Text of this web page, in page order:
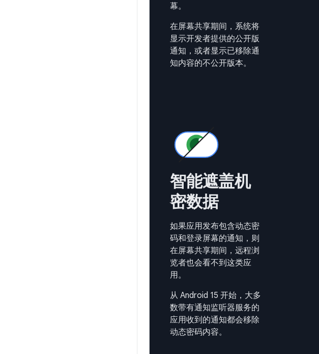
幕。
在屏幕共享期间，系统将
显示开发者提供的公开版
通知，或者显示已移除通
知内容的不公开版本。
智能遮盖机
密数据
如果应用发布包含动态密
码和登录屏幕的通知，则
在屏幕共享期间，远程浏
览者也会看不到这类应
用。
从 Android 15 开始，大多
数带有通知监听器服务的
应用收到的通知都会移除
动态密码内容。